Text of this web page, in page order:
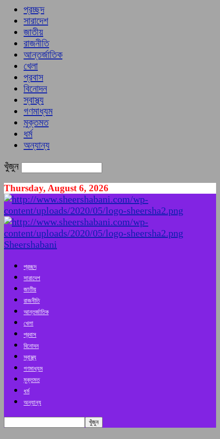
প্রচ্ছদ
সারাদেশ
জাতীয়
রাজনীতি
আন্তর্জাতিক
খেলা
প্রবাস
বিনোদন
স্বাস্থ্য
গণমাধ্যম
মুক্তমত
ধর্ম
অন্যান্য
খুঁজুন
Thursday, August 6, 2026
Sheershabani
প্রচ্ছদ
সারাদেশ
জাতীয়
রাজনীতি
আন্তর্জাতিক
খেলা
প্রবাস
বিনোদন
স্বাস্থ্য
গণমাধ্যম
মুক্তমত
ধর্ম
অন্যান্য